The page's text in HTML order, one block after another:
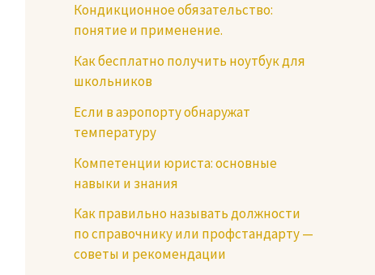
Кондикционное обязательство:
понятие и применение.
Как бесплатно получить ноутбук для
школьников
Если в аэропорту обнаружат
температуру
Компетенции юриста: основные
навыки и знания
Как правильно называть должности
по справочнику или профстандарту —
советы и рекомендации